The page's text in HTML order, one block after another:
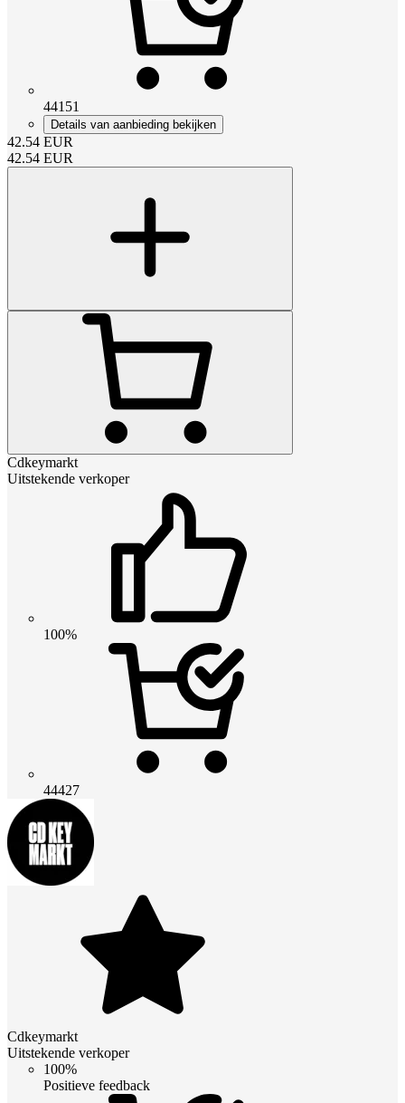
44151
Details van aanbieding bekijken
42.54 EUR
42.54 EUR
Cdkeymarkt
Uitstekende verkoper
100%
44427
Cdkeymarkt
Uitstekende verkoper
100%
Positieve feedback